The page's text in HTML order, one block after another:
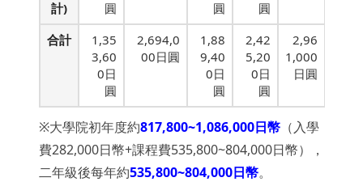
計)
圓
圓
圓
合計
1,35
3,60
0日
圓
2,694,0
00日圓
1,88
9,40
0日
圓
2,42
5,20
0日
圓
2,96
1,000
日圓
※大學院初年度約817,800~1,086,000日幣（入學
費282,000日幣+課程費535,800~804,000日幣），
二年級後每年約535,800~804,000日幣。